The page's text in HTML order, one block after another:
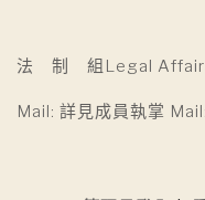
法 制 組Legal
Mail: 詳見成員執掌